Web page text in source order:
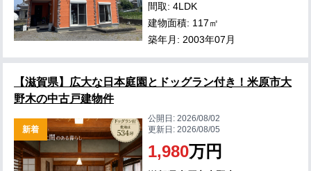
間取: 4LDK
建物面積: 117㎡
築年月: 2003年07月
【滋賀県】広大な日本庭園とドッグラン付き！米原市大
野木の中古戸建物件
新着
公開日:2026/08/02
更新日:2026/08/05
1,980万円